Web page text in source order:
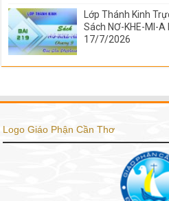
Lớp Thánh Kinh
Sách NƠ-KHE-MI-A
17/7/2026
Logo Giáo Phận Cần Thơ